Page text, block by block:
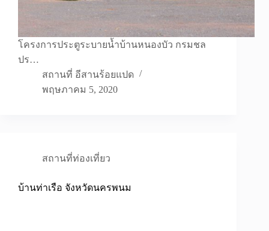
โครงการประตูระบายน้ำบ้านหนองบัว กรมชล
ปร…
สถานที่ อีสานร้อยแปด
พฤษภาคม 5, 2020
สถานที่ท่องเที่ยว
บ้านท่าเรือ จังหวัดนครพนม